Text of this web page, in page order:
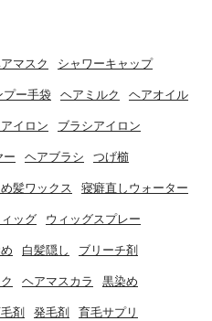
マスク シャワーキャップ
プー手袋 ヘアミルク ヘアオイル
イロン ブラシアイロン
ー ヘアブラシ つげ櫛
髪ワックス 寝癖直しウォーター
ッグ ウィッグスプレー
白髪隠し ブリーチ剤
ヘアマスカラ 黒染め
剤 発毛剤 育毛サプリ